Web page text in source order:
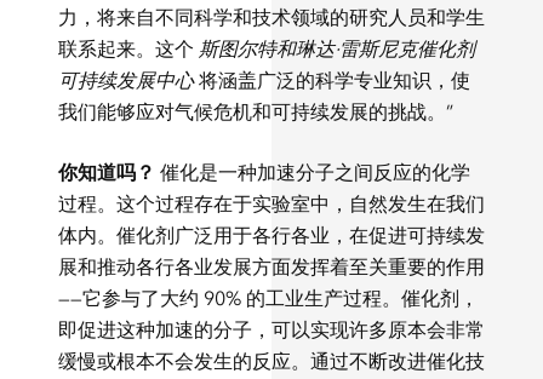
力，将来自不同科学和技术领域的研究人员和学生
联系起来。这个 斯图尔特和琳达·雷斯尼克催化剂
可持续发展中心将涵盖广泛的科学专业知识，使
我们能够应对气候危机和可持续发展的挑战。”
你知道吗？ 催化是一种加速分子之间反应的化学
过程。这个过程存在于实验室中，自然发生在我们
体内。催化剂广泛用于各行各业，在促进可持续发
展和推动各行各业发展方面发挥着至关重要的作用
——它参与了大约 90% 的工业生产过程。催化剂，
即促进这种加速的分子，可以实现许多原本会非常
缓慢或根本不会发生的反应。通过不断改进催化技